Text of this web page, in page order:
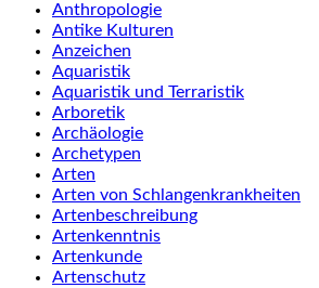
Anthropologie
Antike Kulturen
Anzeichen
Aquaristik
Aquaristik und Terraristik
Arboretik
Archäologie
Archetypen
Arten
Arten von Schlangenkrankheiten
Artenbeschreibung
Artenkenntnis
Artenkunde
Artenschutz